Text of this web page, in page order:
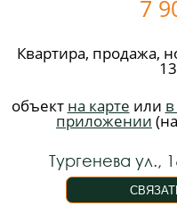
7
Квартира, продажа,
объект на карте или
приложении
Тургенева ул.,